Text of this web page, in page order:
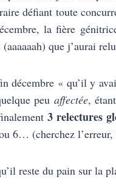
défiant toute
la fière
que j’aurai
décembre « qu’il y
peu affectée,
3 relectures
6… (cherchez
reste du pain sur la